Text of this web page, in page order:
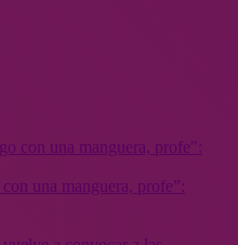
una manguera, profe”: